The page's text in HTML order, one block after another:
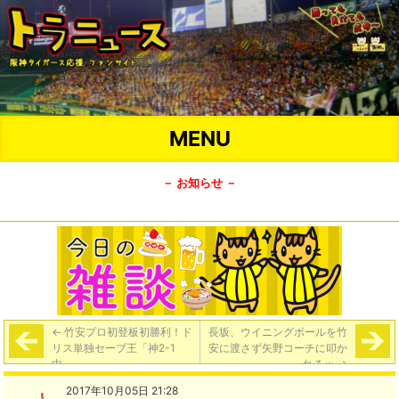
MENU
－ お知らせ －
← 竹安プロ初登板初勝利！ド
リス単独セーブ王「神2-1
中」
長坂、ウイニングボールを竹
安に渡さず矢野コーチに叩か
れるｗ→
2017年10月05日 21:28